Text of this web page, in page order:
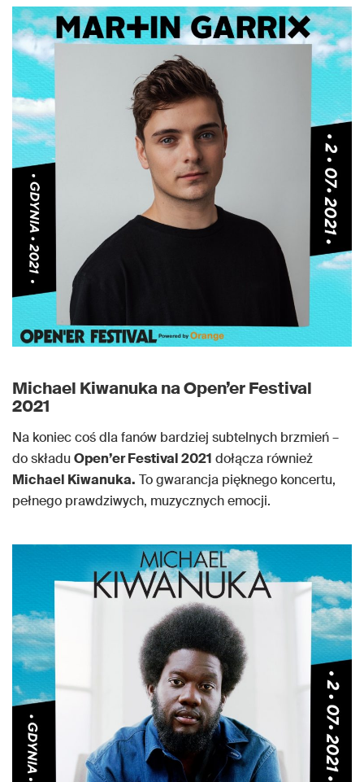
Michael Kiwanuka na Open’er Festival
2021
Na koniec coś dla fanów bardziej subtelnych brzmień –
do składu Open’er Festival 2021 dołącza również
Michael Kiwanuka. To gwarancja pięknego koncertu,
pełnego prawdziwych, muzycznych emocji.